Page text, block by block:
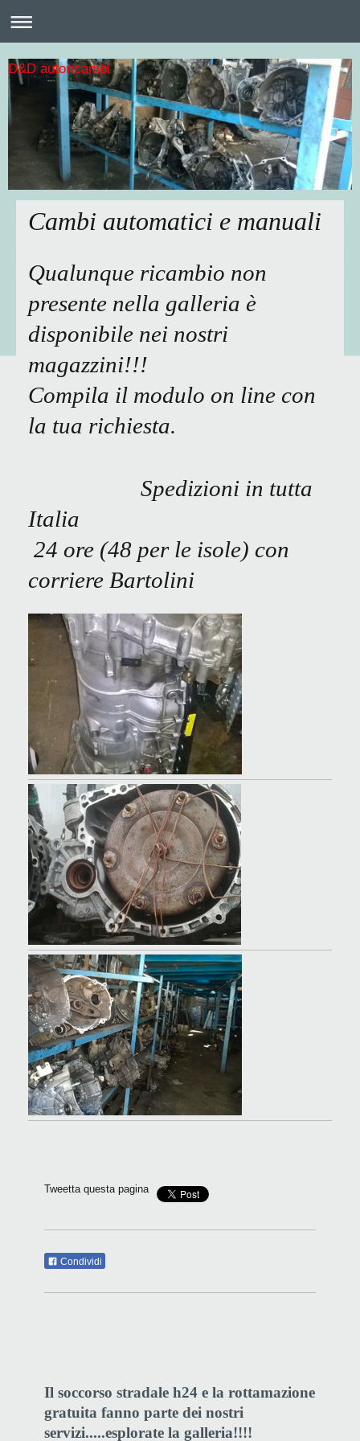
D&D autoricambi
Cambi automatici e manuali
Qualunque ricambio non
presente nella galleria è
disponibile nei nostri
magazzini!!!
Compila il modulo on line con
la tua richiesta.
Spedizioni in tutta
Italia
24 ore (48 per le isole) con
corriere Bartolini
Tweetta questa pagina
Condividi
Il soccorso stradale h24 e la rottamazione
gratuita fanno parte dei nostri
servizi.....esplorate la galleria!!!!